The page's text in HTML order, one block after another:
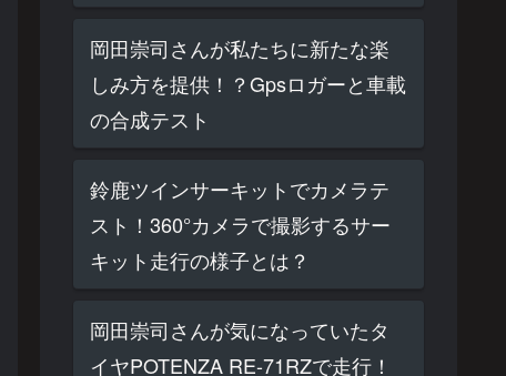
岡田崇司さんが私たちに新たな楽
しみ方を提供！？Gpsロガーと車載
の合成テスト
鈴鹿ツインサーキットでカメラテ
スト！360°カメラで撮影するサー
キット走行の様子とは？
岡田崇司さんが気になっていたタ
イヤPOTENZA RE-71RZで走行！